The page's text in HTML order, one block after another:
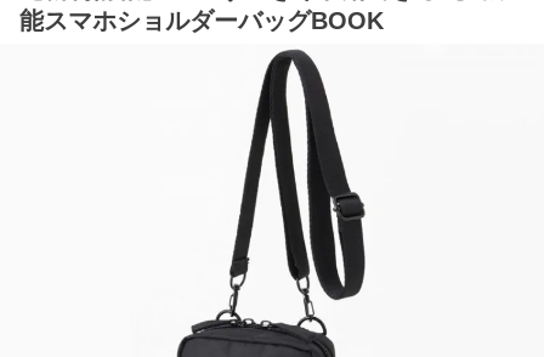
能スマホショルダーバッグBOOK